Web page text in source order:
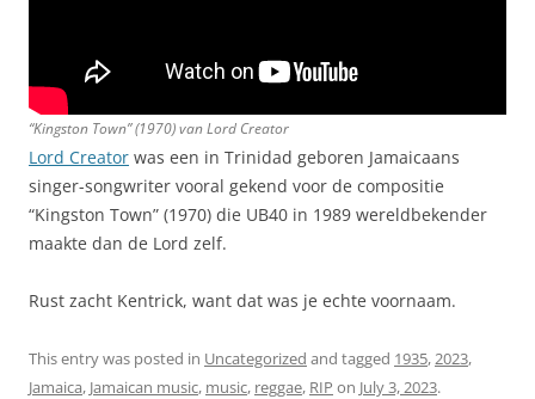
“Kingston Town” (1970) van Lord Creator
Lord Creator was een in Trinidad geboren Jamaicaans
singer-songwriter vooral gekend voor de compositie
“Kingston Town” (1970) die UB40 in 1989 wereldbekender
maakte dan de Lord zelf.
Rust zacht Kentrick, want dat was je echte voornaam.
This entry was posted in Uncategorized and tagged 1935,2023,
Jamaica, Jamaican music, music, reggae, RIP on July 3, 2023.